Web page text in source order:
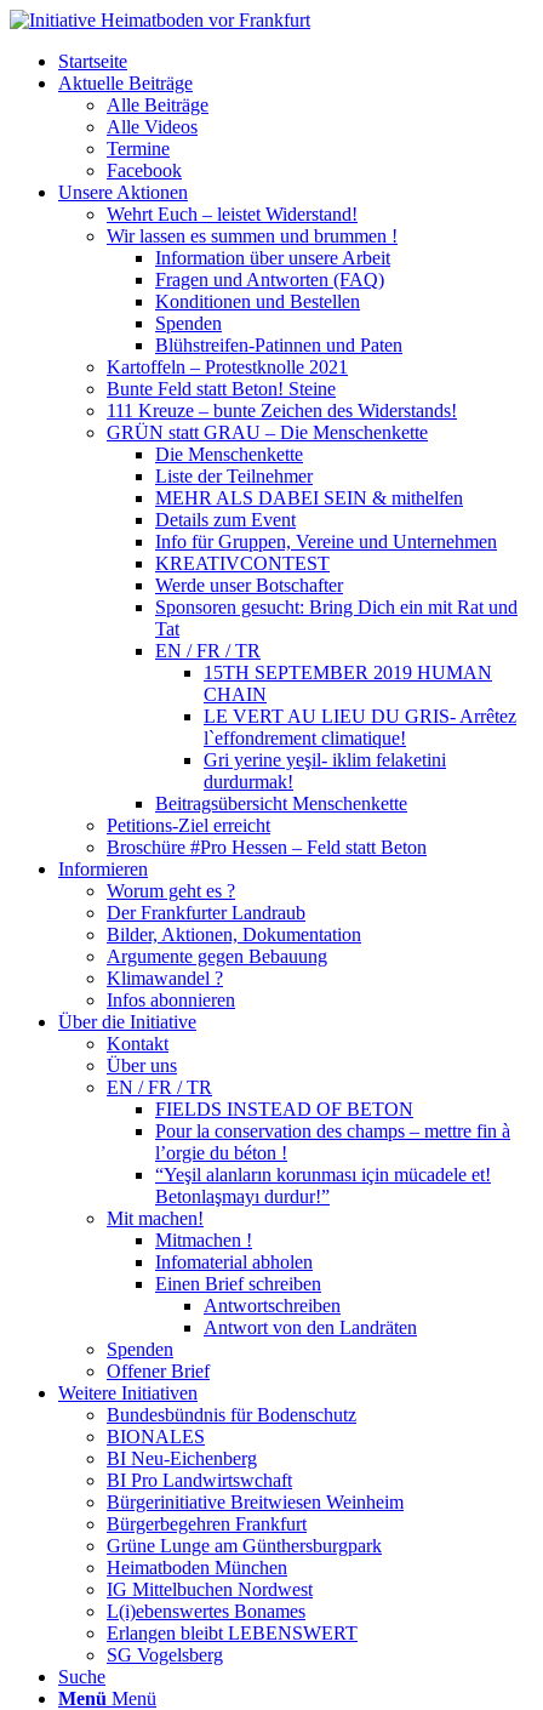
Startseite
Aktuelle Beiträge
Alle Beiträge
Alle Videos
Termine
Facebook
Unsere Aktionen
Wehrt Euch – leistet Widerstand!
Wir lassen es summen und brummen !
Information über unsere Arbeit
Fragen und Antworten (FAQ)
Konditionen und Bestellen
Spenden
Blühstreifen-Patinnen und Paten
Kartoffeln – Protestknolle 2021
Bunte Feld statt Beton! Steine
111 Kreuze – bunte Zeichen des Widerstands!
GRÜN statt GRAU – Die Menschenkette
Die Menschenkette
Liste der Teilnehmer
MEHR ALS DABEI SEIN & mithelfen
Details zum Event
Info für Gruppen, Vereine und Unternehmen
KREATIVCONTEST
Werde unser Botschafter
Sponsoren gesucht: Bring Dich ein mit Rat und
Tat
EN / FR / TR
15TH SEPTEMBER 2019 HUMAN
CHAIN
LE VERT AU LIEU DU GRIS- Arrêtez
l`effondrement climatique!
Gri yerine yeşil- iklim felaketini
durdurmak!
Beitragsübersicht Menschenkette
Petitions-Ziel erreicht
Broschüre #Pro Hessen – Feld statt Beton
Informieren
Worum geht es ?
Der Frankfurter Landraub
Bilder, Aktionen, Dokumentation
Argumente gegen Bebauung
Klimawandel ?
Infos abonnieren
Über die Initiative
Kontakt
Über uns
EN / FR / TR
FIELDS INSTEAD OF BETON
Pour la conservation des champs – mettre fin à
l’orgie du béton !
“Yeşil alanların korunması için mücadele et!
Betonlaşmayı durdur!”
Mit machen!
Mitmachen !
Infomaterial abholen
Einen Brief schreiben
Antwortschreiben
Antwort von den Landräten
Spenden
Offener Brief
Weitere Initiativen
Bundesbündnis für Bodenschutz
BIONALES
BI Neu-Eichenberg
BI Pro Landwirtswchaft
Bürgerinitiative Breitwiesen Weinheim
Bürgerbegehren Frankfurt
Grüne Lunge am Günthersburgpark
Heimatboden München
IG Mittelbuchen Nordwest
L(i)ebenswertes Bonames
Erlangen bleibt LEBENSWERT
SG Vogelsberg
Suche
Menü Menü